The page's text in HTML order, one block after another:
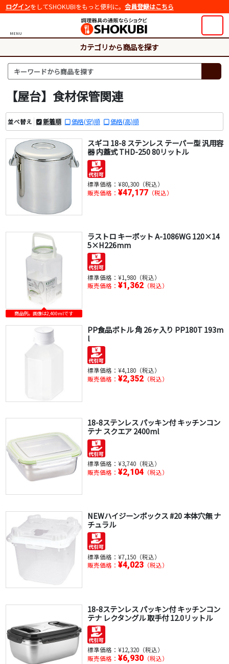
ログインをしてSHOKUBIをもっと便利に。 会員登録はこちら
MENU
カテゴリから商品を探す
【屋台】食材保管関連
並べ替え 新着順 価格(安)順 価格(高)順
スギコ 18-8 ステンレス テーパー型 汎用容
器 内蓋式 THD-250 80リットル
標準価格： ¥80,300（税込）
販売価格： ¥47,177（税込）
商品例。画像は2,400mlです
ラストロ キーポット A-1086WG 120×14
5×H226mm
標準価格： ¥1,980（税込）
販売価格： ¥1,362（税込）
PP食品ボトル 角 26ヶ入り PP180T 193m
l
標準価格： ¥4,180（税込）
販売価格： ¥2,352（税込）
18-8ステンレス パッキン付 キッチンコン
テナ スクエア 2400ml
標準価格： ¥3,740（税込）
販売価格： ¥2,104（税込）
NEWハイジーンボックス #20 本体穴無 ナ
チュラル
標準価格： ¥7,150（税込）
販売価格： ¥4,023（税込）
18-8ステンレス パッキン付 キッチンコン
テナ レクタングル 取手付 12.0リットル
標準価格： ¥12,320（税込）
販売価格： ¥6,930（税込）